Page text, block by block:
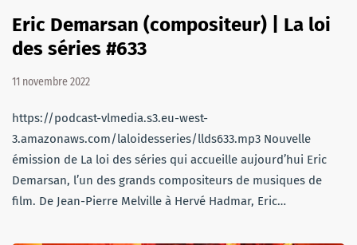
Eric Demarsan (compositeur) | La loi
des séries #633
11 novembre 2022
https://podcast-vlmedia.s3.eu-west-
3.amazonaws.com/laloidesseries/llds633.mp3 Nouvelle
émission de La loi des séries qui accueille aujourd’hui Eric
Demarsan, l’un des grands compositeurs de musiques de
film. De Jean-Pierre Melville à Hervé Hadmar, Eric…